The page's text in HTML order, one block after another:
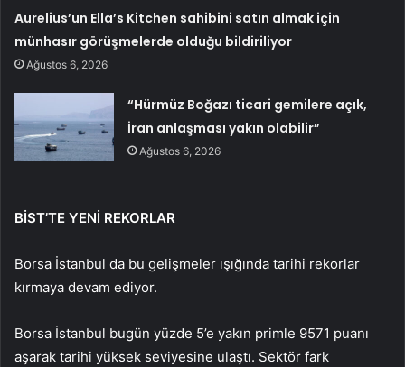
Aurelius’un Ella’s Kitchen sahibini satın almak için
münhasır görüşmelerde olduğu bildiriliyor
Ağustos 6, 2026
“Hürmüz Boğazı ticari gemilere açık,
İran anlaşması yakın olabilir”
Ağustos 6, 2026
BİST’TE YENİ REKORLAR
Borsa İstanbul da bu gelişmeler ışığında tarihi rekorlar
kırmaya devam ediyor.
Borsa İstanbul bugün yüzde 5’e yakın primle 9571 puanı
aşarak tarihi yüksek seviyesine ulaştı. Sektör fark